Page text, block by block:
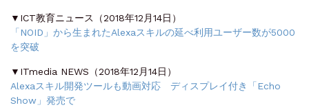
▼ICT教育ニュース（2018年12月14日）
「NOID」から生まれたAlexaスキルの延べ利用ユーザー数が5000
を突破
▼ITmedia NEWS（2018年12月14日）
Alexaスキル開発ツールも動画対応 ディスプレイ付き「Echo
Show」発売で